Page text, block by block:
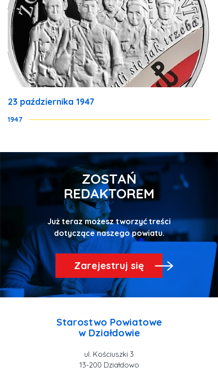
23 października 1947
1947
ZOSTAŃ
REDAKTOREM
Już teraz możesz tworzyć treści
dotyczące naszego powiatu.
Zarejestruj się
Starostwo Powiatowe
ul. Kościuszki 3